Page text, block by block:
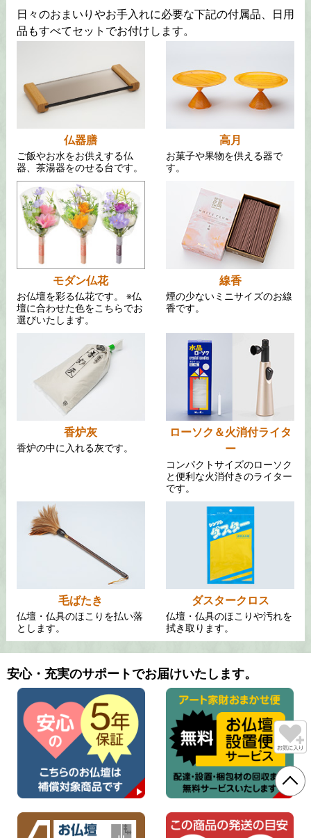
日々のおまいりやお手入れに必要な下記の付属品、日用
品もすべてセットでお付けします。
仏器膳
ご飯やお水をお供えする仏
器、茶湯器をのせる台です。
高月
お菓子や果物を供える器で
す。
モダン仏花
お仏壇を彩る仏花です。 ※仏
壇に合わせた色をこちらでお
選びいたします。
線香
煙の少ないミニサイズのお線
香です。
香炉灰
香炉の中に入れる灰です。
ローソク＆火消付ライタ
ー
コンパクトサイズのローソク
と便利な火消付きのライター
です。
毛ばたき
仏壇・仏具のほこりを払い落
とします。
ダスタークロス
仏壇・仏具のほこりや汚れを
拭き取ります。
安心・充実のサポートでお届けいたします。